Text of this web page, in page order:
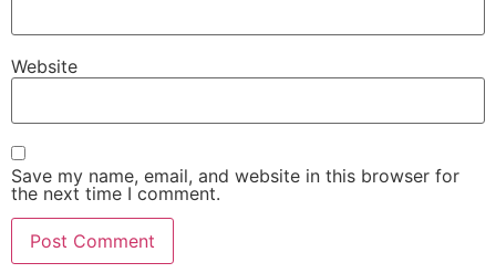
Website
Save my name, email, and website in this browser for
the next time I comment.